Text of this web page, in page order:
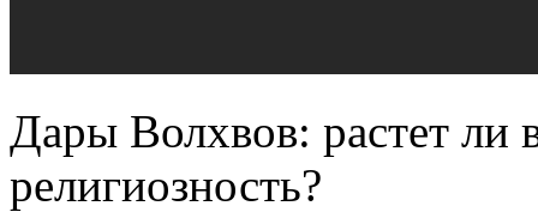
Дары Волхвов: растет ли
религиозность?